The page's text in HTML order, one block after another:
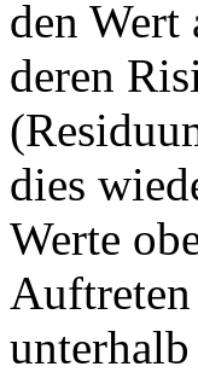
den Wert
deren
dies
Werte